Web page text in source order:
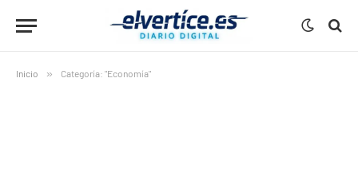
Inicio » Categoría: "Economía"